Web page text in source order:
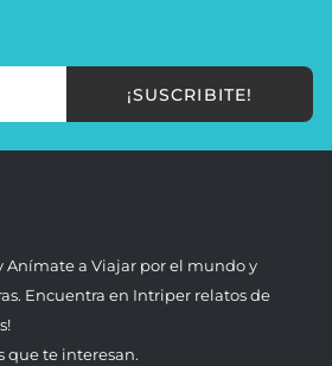
¡SUSCRIBITE!
Anímate a Viajar por el mundo y
Encuentra en Intriper relatos de
que te interesan.